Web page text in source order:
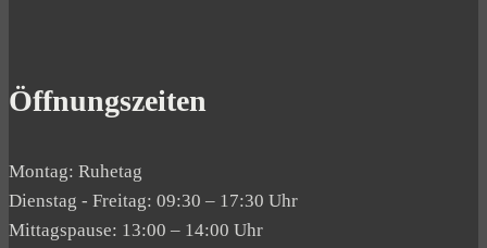
Öffnungszeiten
Montag: Ruhetag
Dienstag - Freitag: 09:30 – 17:30 Uhr
Mittagspause: 13:00 – 14:00 Uhr